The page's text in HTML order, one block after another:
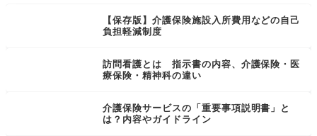
【保存版】介護保険施設入所費用などの自己
負担軽減制度
訪問看護とは 指示書の内容、介護保険・医
療保険・精神科の違い
介護保険サービスの「重要事項説明書」と
は？内容やガイドライン